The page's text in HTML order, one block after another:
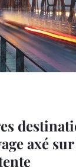
axé